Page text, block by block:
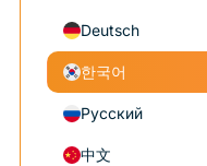
Deutsch
한국어
Русский
中文